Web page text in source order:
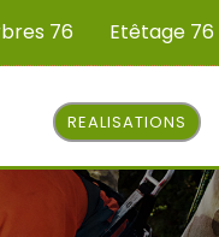
76 Etêtage 76
REALISATIONS